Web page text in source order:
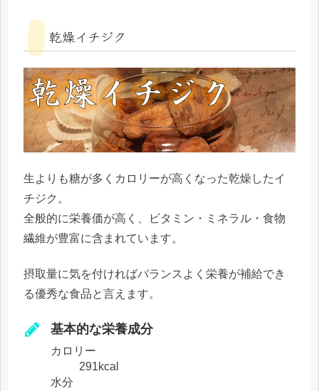
乾燥イチジク
生よりも糖が多くカロリーが高くなった乾燥したイ
チジク。
全般的に栄養価が高く、ビタミン・ミネラル・食物
繊維が豊富に含まれています。
摂取量に気を付ければバランスよく栄養が補給でき
る優秀な食品と言えます。
基本的な栄養成分
カロリー
291kcal
水分